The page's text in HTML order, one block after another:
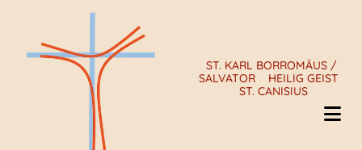
ST. KARL BORROMÄUS /
SALVATOR
HEILIG GEIST
ST. CANISIUS